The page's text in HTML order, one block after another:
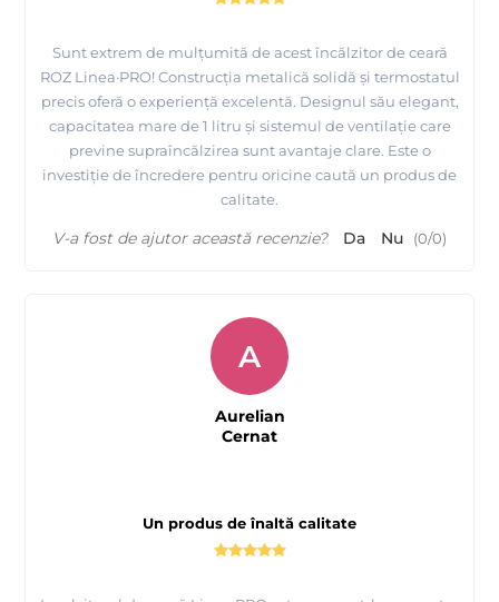
Sunt extrem de mulțumită de acest încălzitor de ceară
ROZ Linea·PRO! Construcția metalică solidă și termostatul
precis oferă o experiență excelentă. Designul său elegant,
capacitatea mare de 1 litru și sistemul de ventilație care
previne supraîncălzirea sunt avantaje clare. Este o
investiție de încredere pentru oricine caută un produs de
calitate.
V-a fost de ajutor această recenzie? Da Nu (0/0)
Un produs de înaltă calitate
A
Aurelian
Cernat